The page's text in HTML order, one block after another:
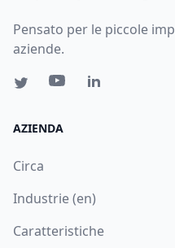
Pensato per le piccole
aziende.
AZIENDA
Circa
Industrie (en)
Caratteristiche